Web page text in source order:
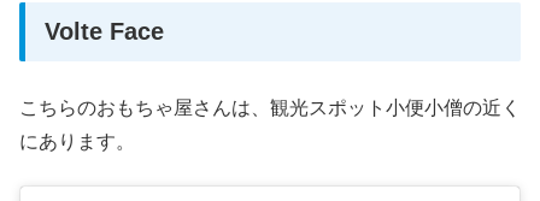
Volte Face
こちらのおもちゃ屋さんは、観光スポット小便小僧の近く
にあります。